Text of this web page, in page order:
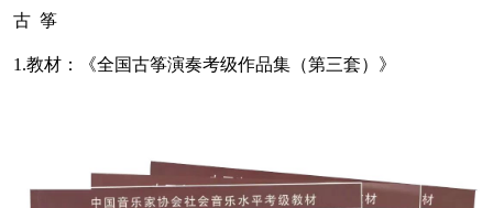
古 筝
1.教材：《全国古筝演奏考级作品集（第三套）》